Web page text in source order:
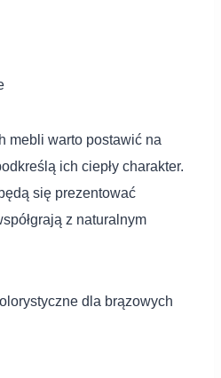
mebli warto postawić na
ich ciepły charakter.
się prezentować
z naturalnym
dla brązowych